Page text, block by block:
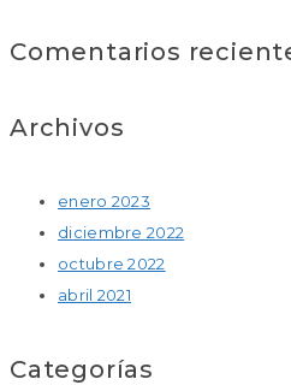
Comentarios
Archivos
enero 2023
diciembre 2022
octubre 2022
abril 2021
Categorías